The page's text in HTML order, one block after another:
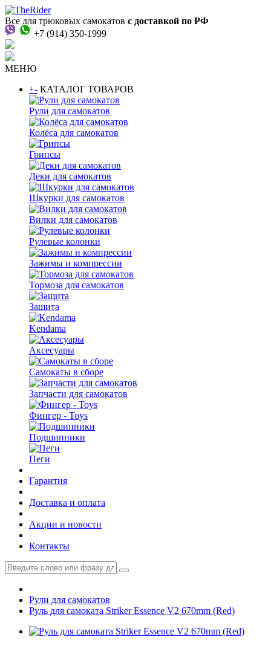
Все для трюковых самокатов с доставкой по РФ
+7 (914) 350-1999
МЕНЮ
+- КАТАЛОГ ТОВАРОВ
Рули для самокатов
Колёса для самокатов
Грипсы
Деки для самокатов
Шкурки для самокатов
Вилки для самокатов
Рулевые колонки
Зажимы и компрессии
Тормоза для самокатов
Защита
Kendama
Аксесуары
Самокаты в сборе
Запчасти для самокатов
Фингер - Toys
Подшипники
Пеги
Гарантия
Доставка и оплата
Акции и новости
Контакты
Рули для самокатов
Руль для самоката Striker Essence V2 670mm (Red)